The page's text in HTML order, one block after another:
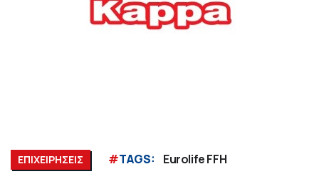
ΕΠΙΧΕΙΡΗΣΕΙΣ #TAGS: Eurolife FFH